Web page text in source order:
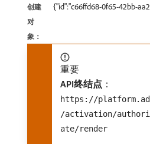
创建
对
象：
{"id":"c66ffd68-0f65-42bb-
重要
API终结点 ：
https://
/activation/
ate/render